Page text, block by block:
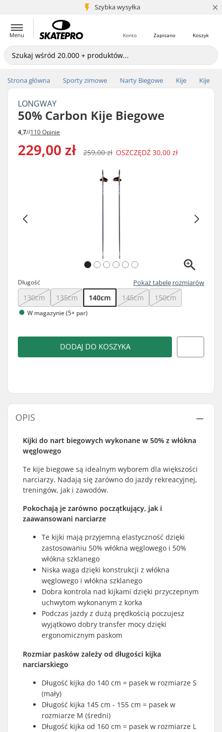
Szybka wysyłka
5+ mln klientów ×
Menu Koszyk
Zapisano
Konto
Strona główna Sporty zimowe Narty Biegowe Kije Kije
LONGWAY
50% Carbon Kije Biegowe
4,7//110 Opinie
229,00 zł 259,00 zł OSZCZĘDŹ 30,00 zł
Długość Pokaż tabelę rozmiarów
130cm 135cm 140cm 145cm 150cm
W magazynie (5+ par)
DODAJ DO KOSZYKA
OPIS
Kijki do nart biegowych wykonane w 50% z włókna
węglowego
Te kije biegowe są idealnym wyborem dla większości
narciarzy. Nadają się zarówno do jazdy rekreacyjnej,
treningów, jak i zawodów.
Pokochają je zarówno początkujący, jak i
zaawansowani narciarze
Te kijki mają przyjemną elastyczność dzięki
zastosowaniu 50% włókna węglowego i 50%
włókna szklanego
Niska waga dzięki konstrukcji z włókna
węglowego i włókna szklanego
Dobra kontrola nad kijkami dzięki przyczepnym
uchwytom wykonanym z korka
Podczas jazdy z dużą prędkością poczujesz
wyjątkowo dobry transfer mocy dzięki
ergonomicznym paskom
Rozmiar pasków zależy od długości kijka
narciarskiego
Długość kijka do 140 cm = pasek w rozmiarze S
(mały)
Długość kijka 145 cm - 155 cm = pasek w
rozmiarze M (średni)
Długość kijka od 160 cm = pasek w rozmiarze L